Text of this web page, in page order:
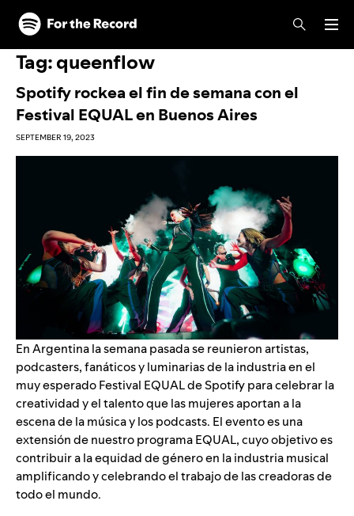
Skip to main content
Skip to footer
Tag:queenflow
Spotify rockea el fin de semana con el
Festival EQUAL en Buenos Aires
SEPTEMBER 19, 2023
En Argentina la semana pasada se reunieron artistas,
podcasters, fanáticos y luminarias de la industria en el
muy esperadoFestival EQUALde Spotify para celebrar la
creatividad y el talento que las mujeres aportan a la
escena de la música y los podcasts. El evento es una
extensión de nuestro programa EQUAL, cuyo objetivo es
contribuir a la equidad de género en la industria musical
amplificando y celebrando el trabajo de las creadoras de
todo el mundo.